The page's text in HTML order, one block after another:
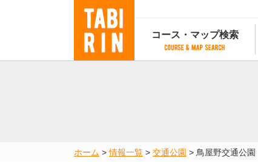
コース・マップ検索
地図から検索
ホーム >情報一覧 > 交通公園 > 鳥屋野交通公園